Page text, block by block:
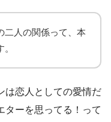
二人の関係って、本
は恋人としての愛情だ
ターを思ってる！って